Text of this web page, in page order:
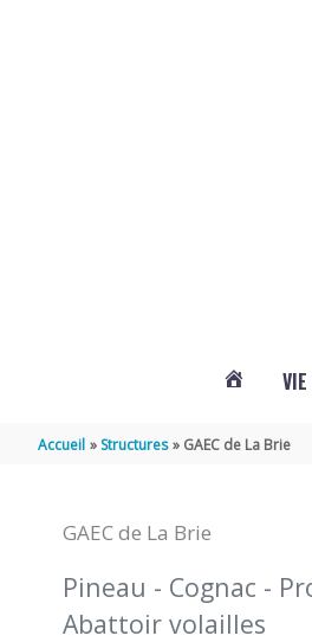
Accueil Structures GAEC de La Brie
GAEC de La Brie
Pineau - Cognac -
Abattoir volailles